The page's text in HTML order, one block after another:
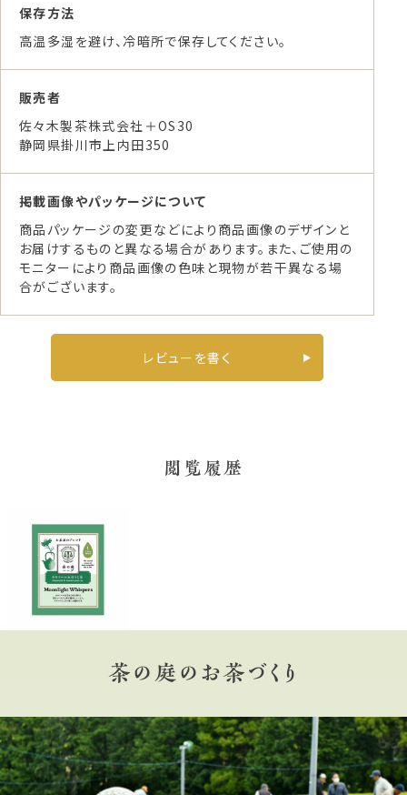
保存方法
高温多湿を避け、冷暗所で保存してください。
販売者
佐々木製茶株式会社＋OS30
静岡県掛川市上内田350
掲載画像やパッケージについて
商品パッケージの変更などにより商品画像のデザインと
お届けするものと異なる場合があります。また、ご使用の
モニターにより商品画像の色味と現物が若干異なる場
合がございます。
レビューを書く
閲覧履歴
茶の庭のお茶づくり